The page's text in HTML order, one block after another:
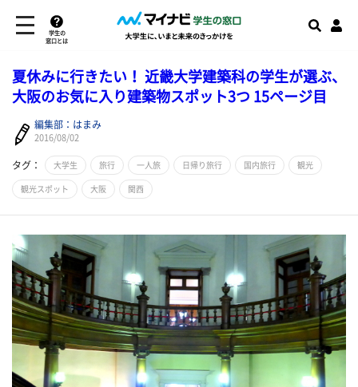
学生の
窓口とは
夏休みに行きたい！ 近畿大学建築科の学生が選ぶ、
大阪のお気に入り建築物スポット3つ 15ページ目
編集部：はまみ
2016/08/02
タグ： 大学生 旅行 一人旅 日帰り旅行 国内旅行 観光
観光スポット 大阪 関西